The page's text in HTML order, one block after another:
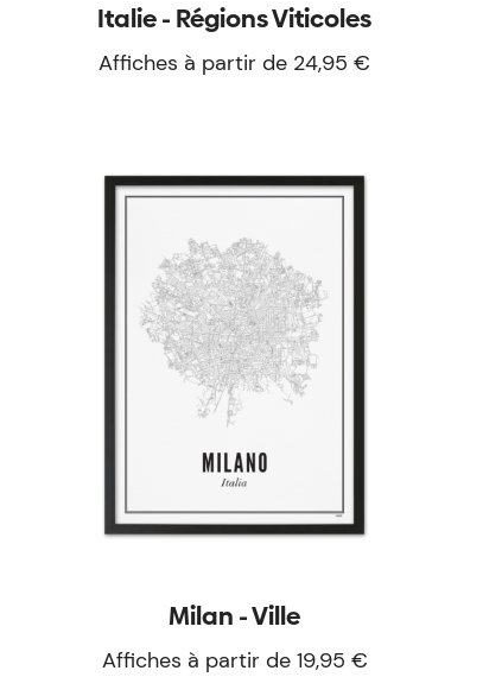
Italie - Régions Viticoles
Affiches à partir de 24,95 €
Milan - Ville
Affiches à partir de 19,95 €